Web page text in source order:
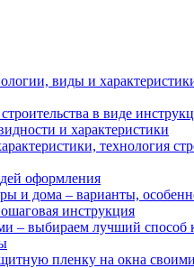
виды и
в виде
и характеристики
технология
оформления
и дома – варианты,
инструкция
– выбираем лучший способ
пленку на окна